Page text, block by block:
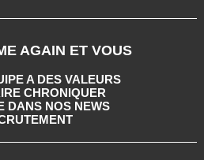
AGAIN ET VOUS
A DES VALEURS
CHRONIQUER
DANS NOS NEWS